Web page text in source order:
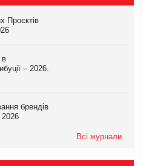
Проєктів
в
– 2026.
брендів
Всі журнали